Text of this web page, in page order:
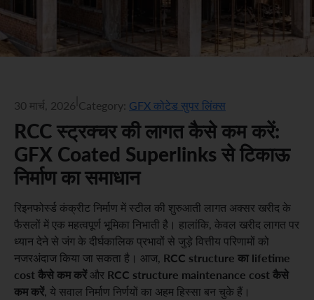
30 मार्च, 2026 Category: GFX कोटेड सुपर लिंक्स
RCC स्ट्रक्चर की लागत कैसे कम करें:
GFX Coated Superlinks से टिकाऊ
निर्माण का समाधान
रिइनफोर्स्ड कंक्रीट निर्माण में स्टील की शुरुआती लागत अक्सर खरीद के
फैसलों में एक महत्वपूर्ण भूमिका निभाती है। हालांकि, केवल खरीद लागत पर
ध्यान देने से जंग के दीर्घकालिक प्रभावों से जुड़े वित्तीय परिणामों को
नजरअंदाज किया जा सकता है। आज, RCC structure का lifetime
cost कैसे कम करेंऔर RCC structure maintenance cost कैसे
कम करें, ये सवाल निर्माण निर्णयों का अहम हिस्सा बन चुके हैं।